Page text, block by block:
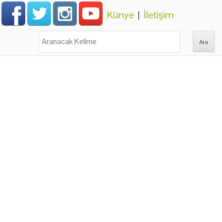
Künye | İletişim